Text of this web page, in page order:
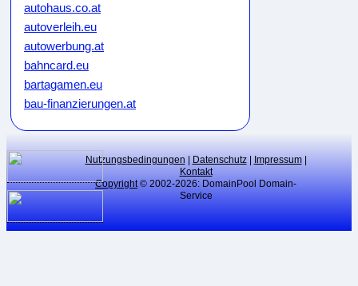
autohaus.co.at
autoverleih.eu
autowerbung.at
bahncard.eu
bartagamen.eu
bau-finanzierungen.at
blumenkauf.at
börsenmakler.eu
Nutzungsbedingungen Datenschutz| Impressum|
Kontakt
Copyright© 2002-2026: DomainPool Domain-
Service